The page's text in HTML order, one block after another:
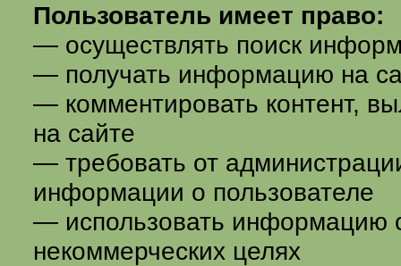
Пользователь имеет право:
— осуществлять поиск
— получать информацию на
— комментировать контент,
на сайте
— требовать от
информации о пользователе
— использовать информацию
некоммерческих целях